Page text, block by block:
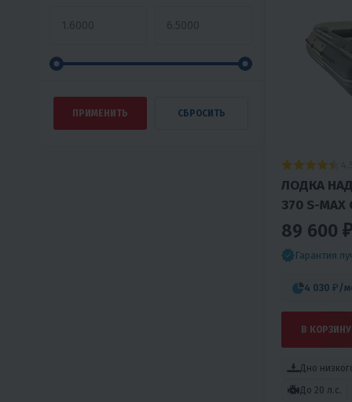
ЛОДКА
370 S-
89 600 ₽
Гарантия
4 030 ₽ /
В КОРЗИНУ
Дно
До 20 л.с.